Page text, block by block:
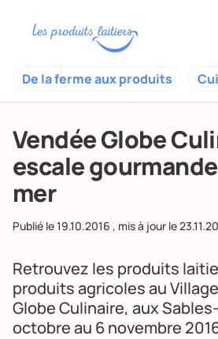
De la ferme aux produits
Vendée Globe
escale
mer
Publié le19.10.2016 , mis à jour le
Retrouvez les produits
produits agricoles au
Globe Culinaire, aux
octobre au 6 novembre